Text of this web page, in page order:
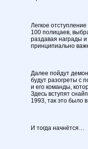
Легкое
100 полицаев,
раздавая награды
принципиально
Далее пойдут
будут разогреты с
и его команды,
Здесь вступят
1993, так это было
И тогда начнётся…